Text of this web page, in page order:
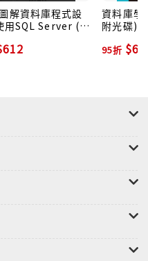
解資料庫程式設
用SQL Server (附
資料庫學
附光碟)
95折